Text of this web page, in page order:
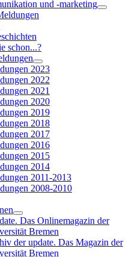
und -marketing
schon...?
2023
2022
2021
2020
2019
2018
2017
2016
2015
2014
2011-2013
2008-2010
Das Onlinemagazin der
Bremen
der update. Das Magazin der
Bremen